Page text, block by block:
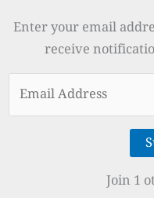
Enter your email
receive
Address
Join 1